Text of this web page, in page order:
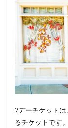
2デーチケットは
るチケットです。